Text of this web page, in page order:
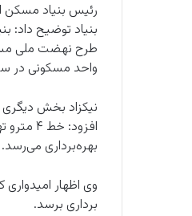
رئیس بنیاد مسکن
واحد مسکونی در
نیکزاد بخش
بهره‌برداری می‌رسد.
وی اظهار
برداری برسد.